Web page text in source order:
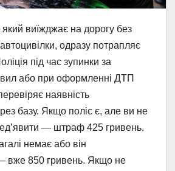
який виїжджає на дорогу без
одразу потрапляє
під час зупинки за
або при оформленні ДТП
наявність
базу. Якщо поліс є, але ви не
— штраф 425 гривень.
немає або він
вже 850 гривень. Якщо не